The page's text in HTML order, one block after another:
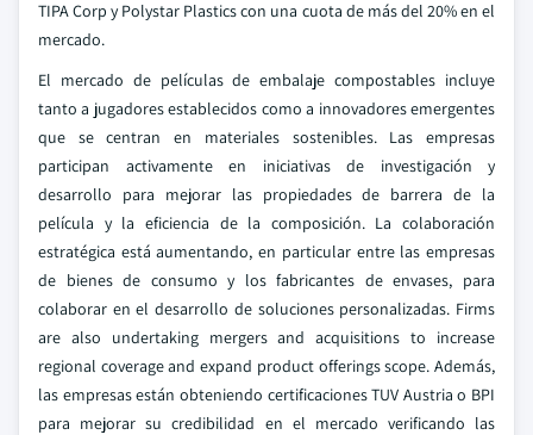
TIPA Corp y Polystar Plastics con una cuota de más del 20% en el
mercado.
El mercado de películas de embalaje compostables incluye
tanto a jugadores establecidos como a innovadores emergentes
que se centran en materiales sostenibles. Las empresas
participan activamente en iniciativas de investigación y
desarrollo para mejorar las propiedades de barrera de la
película y la eficiencia de la composición. La colaboración
estratégica está aumentando, en particular entre las empresas
de bienes de consumo y los fabricantes de envases, para
colaborar en el desarrollo de soluciones personalizadas. Firms
are also undertaking mergers and acquisitions to increase
regional coverage and expand product offerings scope. Además,
las empresas están obteniendo certificaciones TUV Austria o BPI
para mejorar su credibilidad en el mercado verificando las